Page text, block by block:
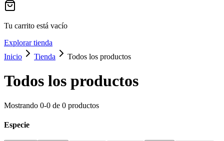
Tu carrito está vacío
Explorar tienda
Inicio
Tienda Todos los productos
Todos los productos
Mostrando 0-0 de 0 productos
Especie